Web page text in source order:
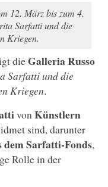
12. März bis zum 4.
Sarfatti und die
Kriegen.
dieGalleria Russo
Sarfatti und die
Kriegen.
von Künstlern
sind, darunter
Sarfatti-Fonds,
Rolle in der